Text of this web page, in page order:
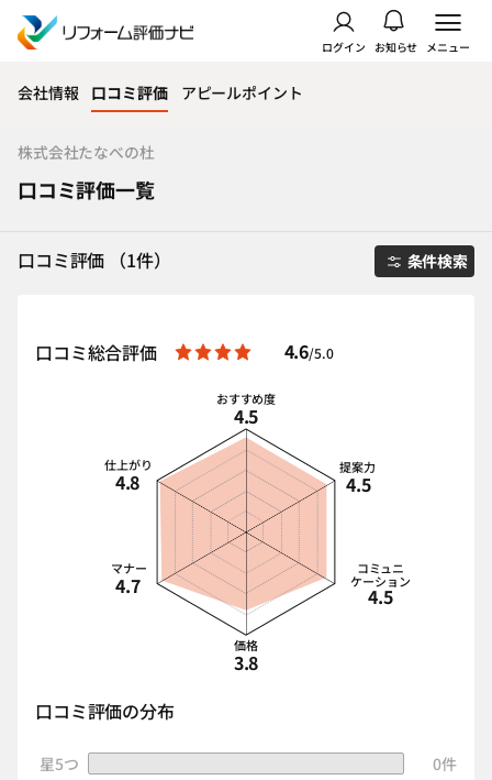
ログイン お知らせ メニュー
会社情報 口コミ評価 アピールポイント
株式会社たなべの杜
口コミ評価一覧
口コミ評価 （1件） 条件検索
口コミ総合評価 4.6/5.0
おすすめ度
4.5
提案力
4.5
コミュニ
ケーション
4.5
価格
3.8
マナー
4.7
仕上がり
4.8
口コミ評価の分布
星5つ
0件